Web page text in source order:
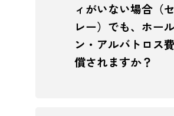
ィがいない場合（
レー）でも、ホー
ン・アルバトロス
償されますか？